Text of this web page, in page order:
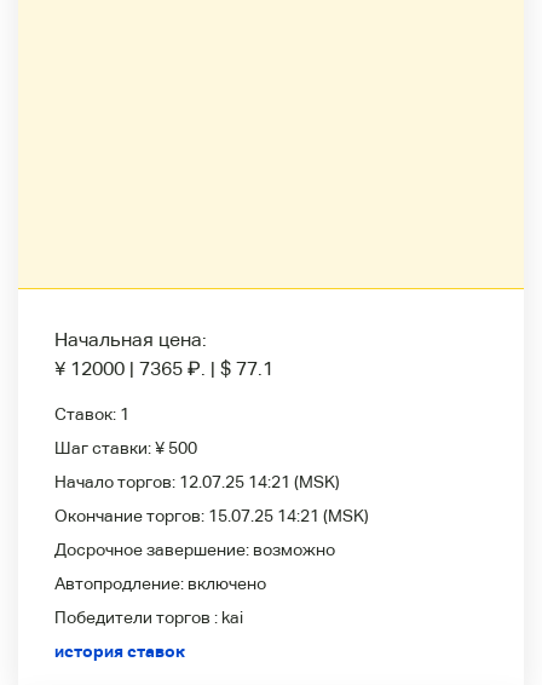
Начальная цена:
¥ 12000 | 7365 ₽ | $ 77.1
Ставок: 1
Шаг ставки:¥ 500
Начало торгов: 12.07.25 14:21 (MSK)
Окончание торгов: 15.07.25 14:21 (MSK)
Досрочное завершение: возможно
Автопродление: включено
Победители
торгов : kai
история ставок